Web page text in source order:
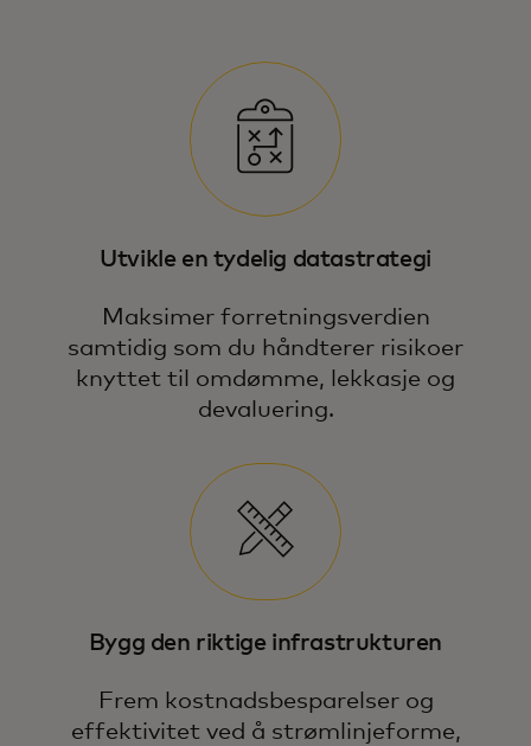
Utvikle en tydelig datastrategi
Maksimer forretningsverdien
samtidig som du håndterer risikoer
knyttet til omdømme, lekkasje og
devaluering.
Bygg den riktige infrastrukturen
Frem kostnadsbesparelser og
effektivitet ved å strømlinjeforme,